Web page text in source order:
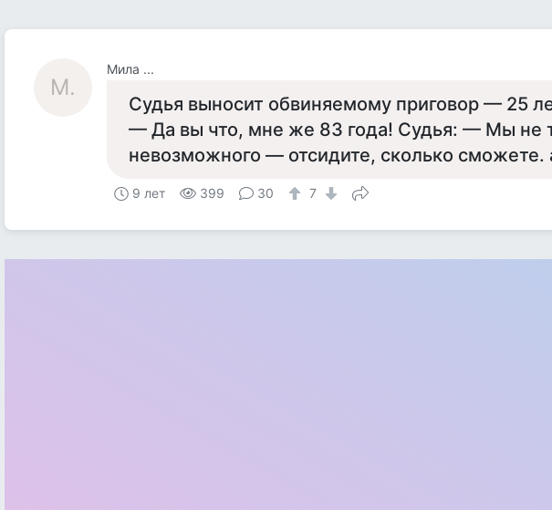
М.
Мила ...
Судья выносит обвиняемому приговор — 25
— Да вы что, мне же 83 года! Судья: — Мы не
невозможного — отсидите, сколько сможете.
9 лет 399 30 7